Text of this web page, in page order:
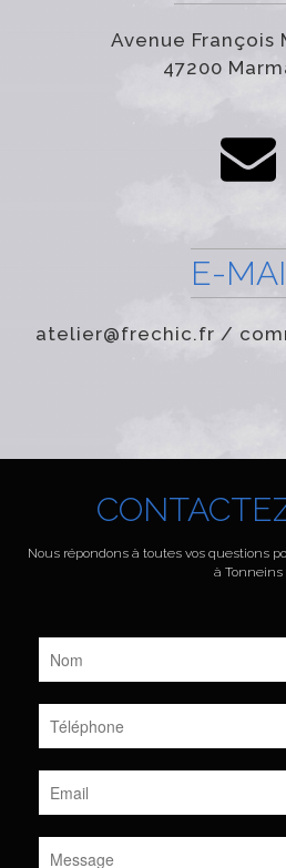
Avenue François
47200
E-
atelier@frechic.fr /
Nous répondons à toutes vos questions
à Tonneins